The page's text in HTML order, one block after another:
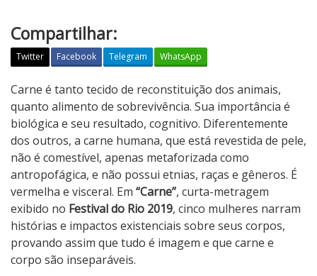
Compartilhar:
Twitter Facebook Telegram WhatsApp
C
a
r
n
e
Carne é tanto tecido de reconstituição dos animais,
quanto alimento de sobrevivência. Sua importância é
biológica e seu resultado, cognitivo. Diferentemente
dos outros, a carne humana, que está revestida de pele,
não é comestível, apenas metaforizada como
antropofágica, e não possui etnias, raças e gêneros. É
vermelha e visceral. Em “Carne”, curta-metragem
exibido no Festival do Rio 2019, cinco mulheres narram
histórias e impactos existenciais sobre seus corpos,
provando assim que tudo é imagem e que carne e
corpo são inseparáveis.